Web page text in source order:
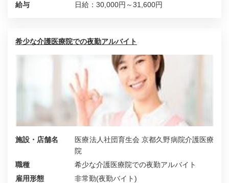
給与
日給：30,000円～31,600円
希少な介護医療院での夜勤アルバイト
施設・店舗名
医療法人社団育生会 京都久野病院介護医療
院
職種
希少な介護医療院での夜勤アルバイト
雇用形態
非常勤(夜勤バイト)